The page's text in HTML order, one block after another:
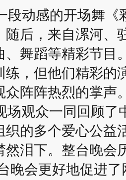
段动感的开场舞《
随后，来自漯河、
、舞蹈等精彩节目
练，但他们精彩的
众阵阵热烈的掌声
场观众一同回顾了
织的多个爱心公益
然泪下。整台晚会
晚会更好地促进